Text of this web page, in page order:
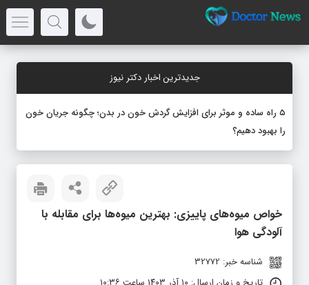
جدیدترین اخبار دکتر نیوز
۵ راه ساده و موثر برای افزایش گردش خون در بدن؛ چگونه جریان خون
را بهبود دهیم؟
خواص میوه‌های پاییزی: بهترین میوه‌ها برای مقابله با
آلودگی هوا
شناسه خبر: 32772